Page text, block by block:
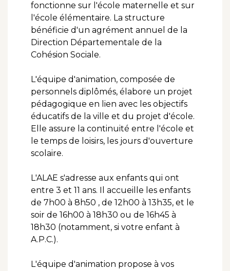
fonctionne sur l'école maternelle et sur
l'école élémentaire. La structure
bénéficie d'un agrément annuel de la
Direction Départementale de la
Cohésion Sociale.
L'équipe d'animation, composée de
personnels diplômés, élabore un projet
pédagogique en lien avec les objectifs
éducatifs de la ville et du projet d'école.
Elle assure la continuité entre l'école et
le temps de loisirs, les jours d'ouverture
scolaire.
L'ALAE s'adresse aux enfants qui ont
entre 3 et 11 ans. Il accueille les enfants
de 7h00 à 8h50 , de 12h00 à 13h35, et le
soir de 16h00 à 18h30 ou de 16h45 à
18h30 (notamment, si votre enfant à
A.P.C.).
L'équipe d'animation propose à vos